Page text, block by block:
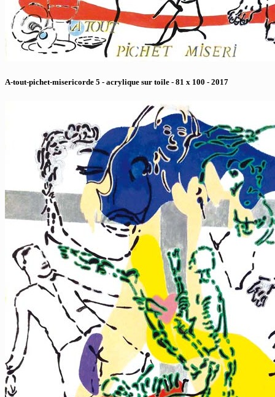
A-tout-pichet-misericorde 5 - acrylique sur toile - 81 x 100 - 2017